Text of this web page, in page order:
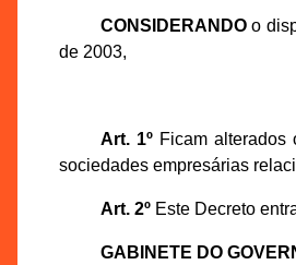
CONSIDERANDOo
de 2003,
Art. 1ºFicam alterados
sociedades empresárias
Art. 2ºEste Decreto
GABINETE DO